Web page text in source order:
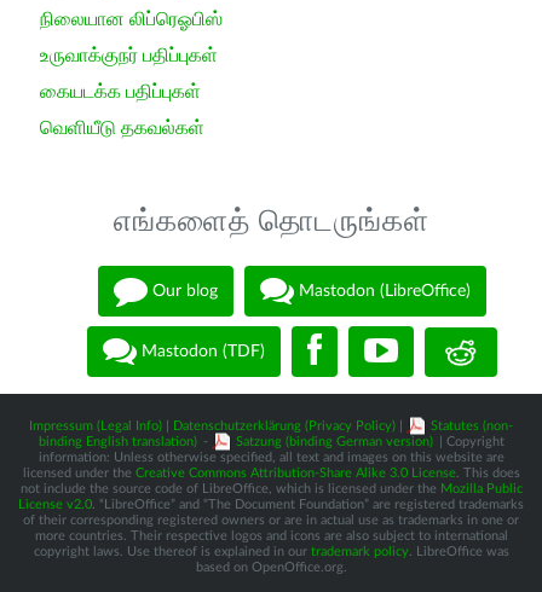
நிலையான லிப்ரெஓபிஸ்
உருவாக்குநர் பதிப்புகள்
கையடக்க பதிப்புகள்
வெளியீடு தகவல்கள்
எங்களைத் தொடருங்கள்
Our blog Mastodon (LibreOffice)
Mastodon (TDF)
Impressum (Legal Info) Datenschutzerklärung (Privacy Policy)
Statutes (non-
binding English translation) - Satzung (binding German version)
| Copyright
information: Unless otherwise specified, all text and images on this website are
licensed under the Creative Commons Attribution-Share Alike 3.0 License. This does
not include the source code of LibreOffice, which is licensed under the Mozilla Public
License v2.0 . “LibreOffice” and “The Document Foundation” are registered trademarks
of their corresponding registered owners or are in actual use as trademarks in one or
more countries. Their respective logos and icons are also subject to international
copyright laws. Use thereof is explained in our trademark policy. LibreOffice was
based on OpenOffice.org.